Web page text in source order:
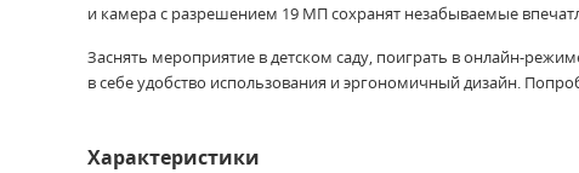
и камера с разрешением 19 МП сохранят незабываемые
Заснять мероприятие в детском саду, поиграть в онлайн-
в себе удобство использования и эргономичный дизайн.
Характеристики